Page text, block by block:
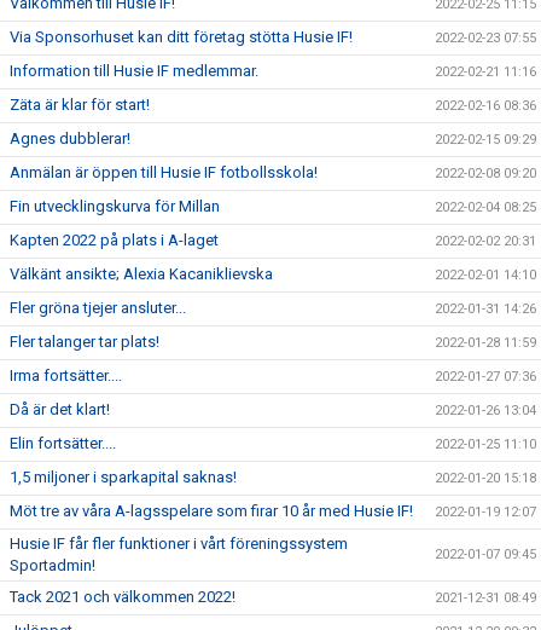
2022-02-25 11:15
Via Sponsorhuset kan ditt företag stötta Husie IF! 2022-02-23 07:55
Information till Husie IF medlemmar. 2022-02-21 11:16
Zäta är klar för start! 2022-02-16 08:36
Agnes dubblerar! 2022-02-15 09:29
Anmälan är öppen till Husie IF fotbollsskola! 2022-02-08 09:20
Fin utvecklingskurva för Millan 2022-02-04 08:25
Kapten 2022 på plats i A-laget 2022-02-02 20:31
Välkänt ansikte; Alexia Kacaniklievska 2022-02-01 14:10
Fler gröna tjejer ansluter... 2022-01-31 14:26
Fler talanger tar plats! 2022-01-28 11:59
Irma fortsätter.... 2022-01-27 07:36
Då är det klart! 2022-01-26 13:04
Elin fortsätter.... 2022-01-25 11:10
1,5 miljoner i sparkapital saknas! 2022-01-20 15:18
Möt tre av våra A-lagsspelare som firar 10 år med Husie IF! 2022-01-19 12:07
Husie IF får fler funktioner i vårt föreningssystem
Sportadmin!
2022-01-07 09:45
Tack 2021 och välkommen 2022! 2021-12-31 08:49